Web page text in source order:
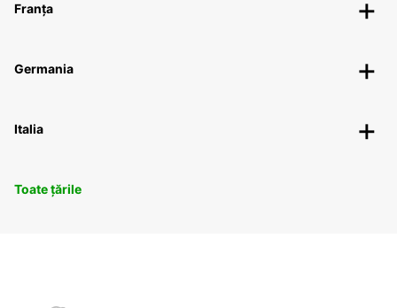
Franța
Germania
Italia
Toate țările